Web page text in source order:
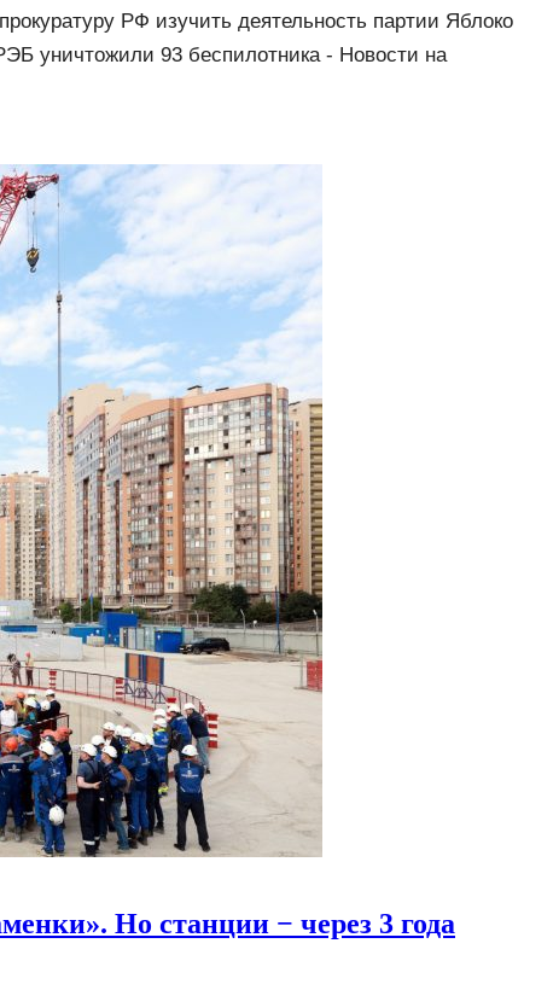
РФ изучить деятельность партии Яблоко
уничтожили 93 беспилотника - Новости на
Но станции − через 3 года